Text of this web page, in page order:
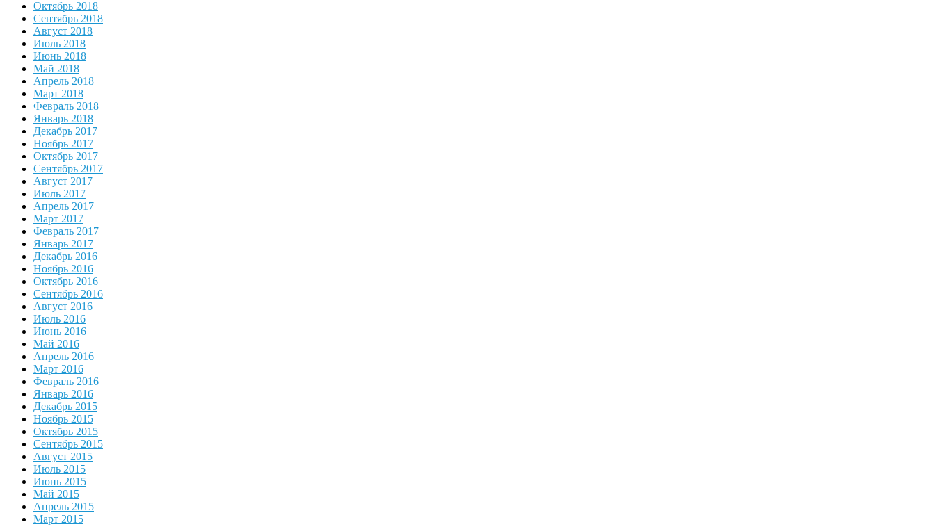
Октябрь 2018
Сентябрь 2018
Август 2018
Июль 2018
Июнь 2018
Май 2018
Апрель 2018
Март 2018
Февраль 2018
Январь 2018
Декабрь 2017
Ноябрь 2017
Октябрь 2017
Сентябрь 2017
Август 2017
Июль 2017
Апрель 2017
Март 2017
Февраль 2017
Январь 2017
Декабрь 2016
Ноябрь 2016
Октябрь 2016
Сентябрь 2016
Август 2016
Июль 2016
Июнь 2016
Май 2016
Апрель 2016
Март 2016
Февраль 2016
Январь 2016
Декабрь 2015
Ноябрь 2015
Октябрь 2015
Сентябрь 2015
Август 2015
Июль 2015
Июнь 2015
Май 2015
Апрель 2015
Март 2015